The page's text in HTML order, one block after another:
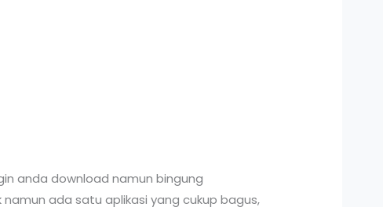
anda download namun bingung
ada satu aplikasi yang cukup bagus,